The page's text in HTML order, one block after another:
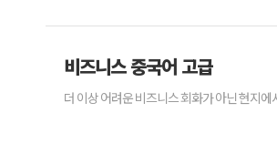
비즈니스 중국어 고급
더 이상 어려운 비즈니스 회화가 아닌 현지